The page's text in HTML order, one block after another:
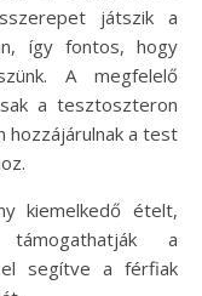
játszik a
így fontos, hogy
A megfelelő
a tesztoszteron
hozzájárulnak a test
kiemelkedő ételt,
a
segítve a férfiak